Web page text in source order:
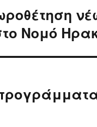
Νομό